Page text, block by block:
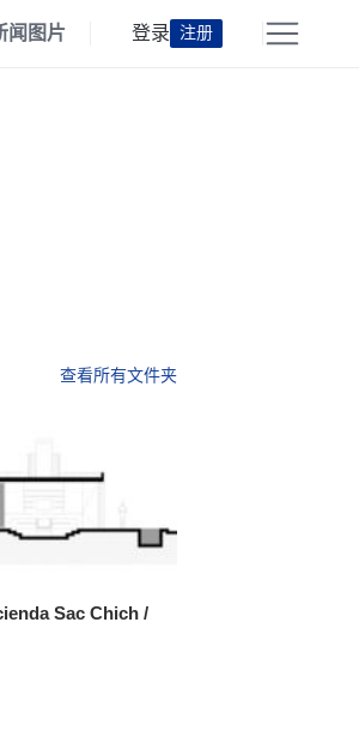
闻 图片 登录 注册
查看所有文件夹
Sac Chich /